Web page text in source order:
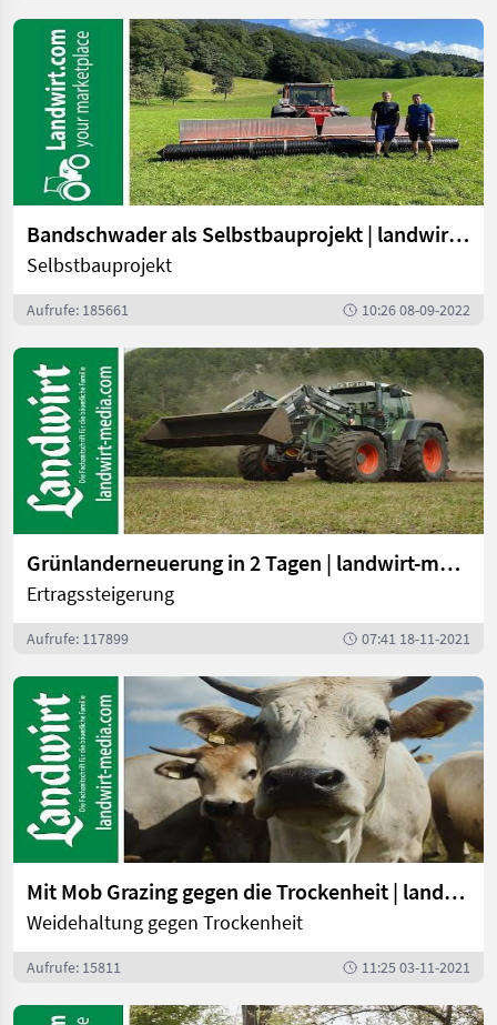
Bandschwader als Selbstbauprojekt | landwirt.com
Selbstbauprojekt
Aufrufe: 185661 10:26 08-09-2022
Grünlanderneuerung in 2 Tagen | landwirt-media.com
Ertragssteigerung
Aufrufe: 117899 07:41 18-11-2021
Mit Mob Grazing gegen die Trockenheit | landwirt-media.com
Weidehaltung gegen Trockenheit
Aufrufe: 15811 11:25 03-11-2021